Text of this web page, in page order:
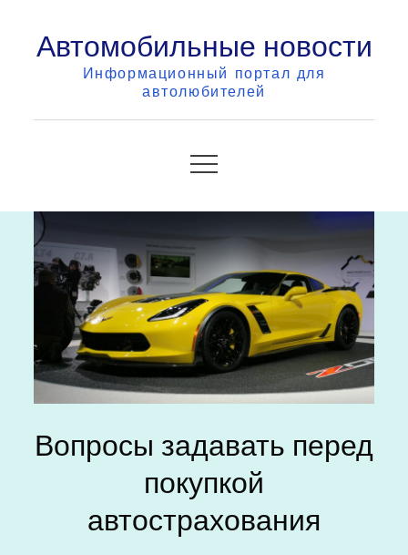
contentАвтомобильные новости
Информационный портал для
автолюбителей
Вопросы задавать перед
покупкой
автострахования